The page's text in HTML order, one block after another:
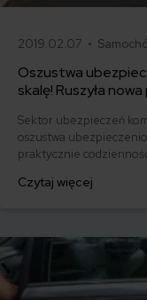
2019.02.07 •
Oszustwa
skalę! Ruszyła
Sektor ubezpieczeń
oszustwa
praktycznie
mogliśmy upatrywać
Czytaj więcej